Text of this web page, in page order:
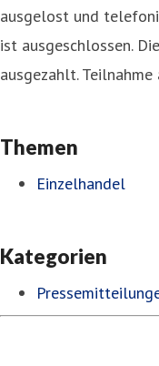
ausgelost und
ist ausgeschlossen.
ausgezahlt. Teilnahme
Themen
Einzelhandel
Kategorien